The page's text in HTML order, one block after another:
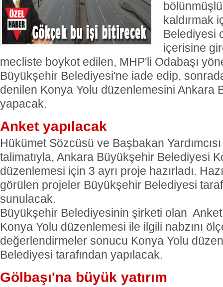
kaldırmak
Belediyesi
içerisine
mecliste boykot edilen, MHP'li Odabaşı
Büyükşehir Belediyesi'ne iade edip,
denilen Konya Yolu düzenlemesini Ankara
yapacak.
Anket yapılacak
Hükümet Sözcüsü ve Başbakan
talimatıyla, Ankara Büyükşehir Belediyesi
düzenlemesi için 3 ayrı proje hazırladı.
görülen projeler Büyükşehir Belediyesi
sunulacak.
Büyükşehir Belediyesinin şirketi olan
Konya Yolu düzenlemesi ile ilgili nabzını
değerlendirmeler sonucu Konya Yolu
Belediyesi tarafından yapılacak.
Gölbaşı'na büyük yatırım